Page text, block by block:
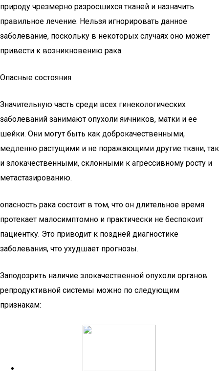
природу чрезмерно разросшихся тканей и назначить
правильное лечение. Нельзя игнорировать данное
заболевание, поскольку в некоторых случаях оно может
привести к возникновению рака.
Опасные состояния
Значительную часть среди всех гинекологических
заболеваний занимают опухоли яичников, матки и ее
шейки. Они могут быть как доброкачественными,
медленно растущими и не поражающими другие ткани, так
и злокачественными, склонными к агрессивному росту и
метастазированию.
опасность рака состоит в том, что он длительное время
протекает малосимптомно и практически не беспокоит
пациентку. Это приводит к поздней диагностике
заболевания, что ухудшает прогнозы.
Заподозрить наличие злокачественной опухоли органов
репродуктивной системы можно по следующим
признакам: